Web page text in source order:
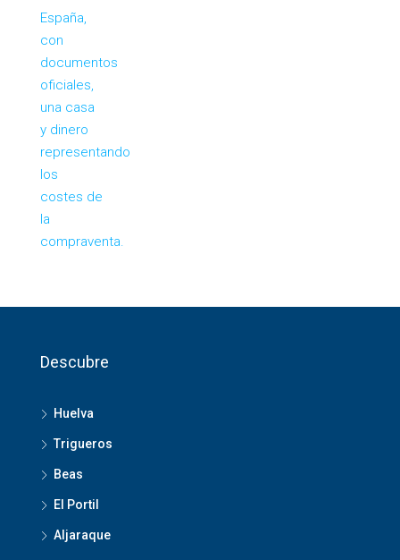
Descubre
Huelva
Trigueros
Beas
El Portil
Aljaraque